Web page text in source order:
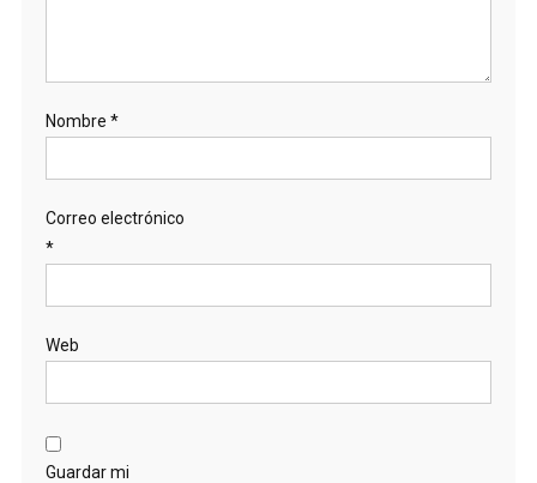
Nombre *
Correo electrónico
*
Web
Guardar mi